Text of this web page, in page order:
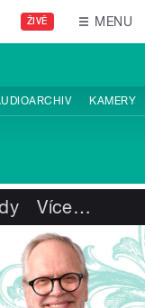
ŽIVĚ MENU
KAMERY
Více…